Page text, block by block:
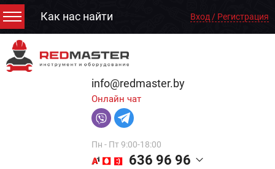
Как нас найти Вход / Регистрация
info@redmaster.by
Онлайн чат
Пн - Пт 9:00-18:00
636 96 96